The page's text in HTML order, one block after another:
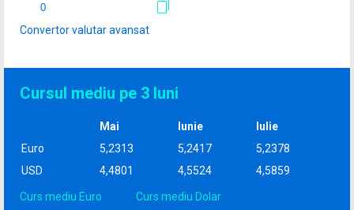
Convertor valutar avansat
Cursul mediu pe 3 luni
Mai Iunie
Iulie
Euro
5,2313 5,2417
5,2378
USD
4,4801 4,5524 4,5859
Curs mediu Euro Curs mediu Dolar